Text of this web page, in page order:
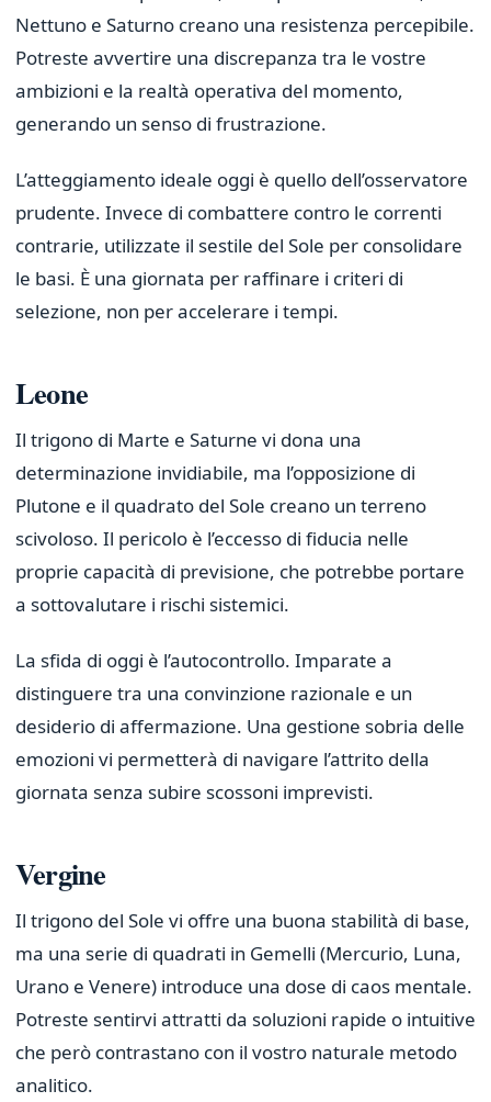
Nettuno e Saturno creano una resistenza percepibile.
Potreste avvertire una discrepanza tra le vostre
ambizioni e la realtà operativa del momento,
generando un senso di frustrazione.
L’atteggiamento ideale oggi è quello dell’osservatore
prudente. Invece di combattere contro le correnti
contrarie, utilizzate il sestile del Sole per consolidare
le basi. È una giornata per raffinare i criteri di
selezione, non per accelerare i tempi.
Leone
Il trigono di Marte e Saturne vi dona una
determinazione invidiabile, ma l’opposizione di
Plutone e il quadrato del Sole creano un terreno
scivoloso. Il pericolo è l’eccesso di fiducia nelle
proprie capacità di previsione, che potrebbe portare
a sottovalutare i rischi sistemici.
La sfida di oggi è l’autocontrollo. Imparate a
distinguere tra una convinzione razionale e un
desiderio di affermazione. Una gestione sobria delle
emozioni vi permetterà di navigare l’attrito della
giornata senza subire scossoni imprevisti.
Vergine
Il trigono del Sole vi offre una buona stabilità di base,
ma una serie di quadrati in Gemelli (Mercurio, Luna,
Urano e Venere) introduce una dose di caos mentale.
Potreste sentirvi attratti da soluzioni rapide o intuitive
che però contrastano con il vostro naturale metodo
analitico.